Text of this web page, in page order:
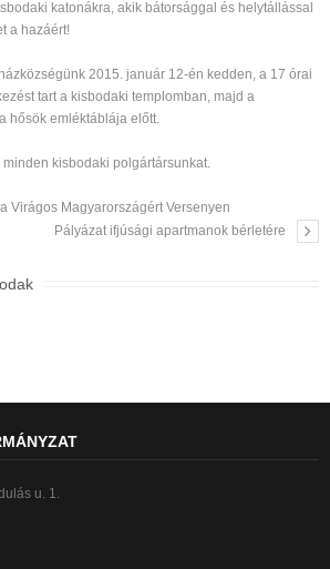
katonákra, akik bátorsággal és helytállással
a hazáért!
2015. január 12-én kedden, a 17 órai
tart a kisbodaki templomban, majd a
hősök emléktáblája előtt.
kisbodaki polgártársunkat.
Virágos Magyarországért Versenyen
Pályázat ifjúsági apartmanok bérletére
u. 1.